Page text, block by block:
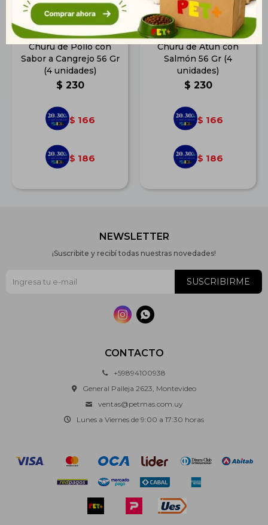
Churu de Pollo con
Sabor a Cangrejo 56 Gr
(4 unidades)
$ 230
$ 166
$ 186
Churu de Atún con
Salmón 56 Gr (4
unidades)
$ 230
$ 166
$ 186
CONTACTO
+59894100938
General Palleja 2623, Montevideo
ventas@petmas.com.uy
Lunes a Viernes de 9:00 a 17:30 horas
NEWSLETTER
¡Suscribite y recibí todas nuestras novedades!
SUSCRIBIRME
 